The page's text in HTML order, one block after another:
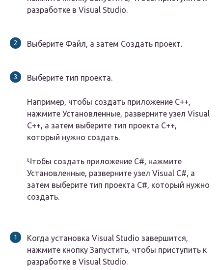
разработке в Visual Studio.
Выберите Файл, а затем Создать проект.
Выберите тип проекта.
Например, чтобы создать приложение C++,
нажмите Установленные, разверните узел Visual
C++, а затем выберите тип проекта C++,
который нужно создать.
Чтобы создать приложение C#, нажмите
Установленные, разверните узел Visual C#, а
затем выберите тип проекта C#, который нужно
создать.
Когда установка Visual Studio завершится,
нажмите кнопку Запустить, чтобы приступить к
разработке в Visual Studio.